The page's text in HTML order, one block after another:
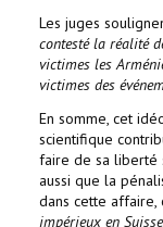
Les juges
contesté la réalité
victimes les
victimes des
En somme, cet
scientifique
faire de sa liberté
aussi que la
dans cette
impérieux en Suisse